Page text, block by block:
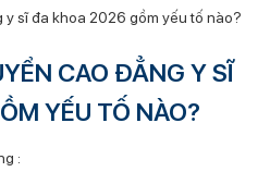
sĩ đa khoa 2026 gồm yếu tố nào?
CAO ĐẲNG Y SĨ
YẾU TỐ NÀO?
: